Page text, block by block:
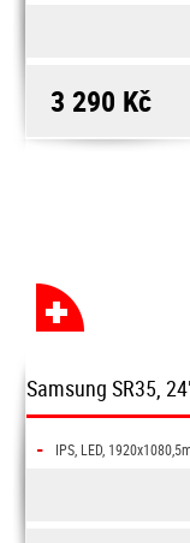
3 290 Kč
Samsung SR35,
- IPS, LED,